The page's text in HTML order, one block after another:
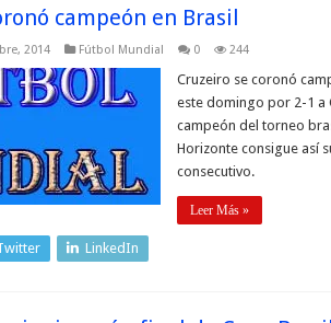
campeón en Brasil
2014 Fútbol Mundial 0 244
Cruzeiro se coronó
este domingo por 2-1 a
campeón del torneo
Horizonte consigue así
consecutivo.
Leer Más »
LinkedIn